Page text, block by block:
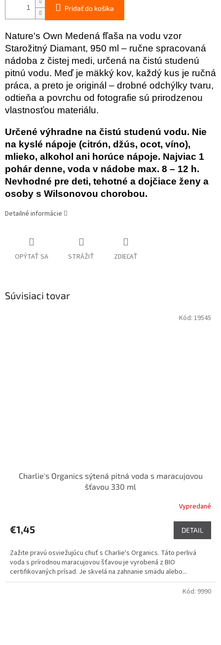
Pridať do košíka
Nature's Own Medená fľaša na vodu vzor
Starožitný Diamant, 950 ml – ručne spracovaná
nádoba z čistej medi, určená na čistú studenú
pitnú vodu. Meď je mäkký kov, každý kus je ručná
práca, a preto je originál – drobné odchýlky tvaru,
odtieňa a povrchu od fotografie sú prirodzenou
vlastnosťou materiálu.
Určené výhradne na čistú studenú vodu. Nie
na kyslé nápoje (citrón, džús, ocot, víno),
mlieko, alkohol ani horúce nápoje. Najviac 1
pohár denne, voda v nádobe max. 8 – 12 h.
Nevhodné pre deti, tehotné a dojčiace ženy a
osoby s Wilsonovou chorobou.
Detailné informácie
OPÝTAŤ SA STRÁŽIŤ ZDIEĽAŤ
Súvisiaci tovar
Charlie's Organics sýtená pitná voda s maracujovou
šťavou 330 ml
Vypredané
€1,45 DETAIL
Zažite pravú osviežujúcu chuť s Charlie's Organics. Táto perlivá
voda s prírodnou maracujovou šťavou je vyrobená z BIO
certifikovaných prísad. Je skvelá na zahnanie smädu alebo...
Kód: 19545
Kód: 9990